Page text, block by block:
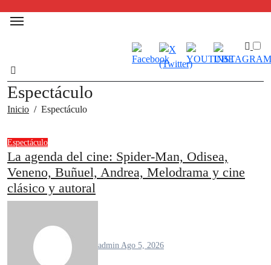
Espectáculo
Inicio Espectáculo
Espectáculo
La agenda del cine: Spider-Man, Odisea,
Veneno, Buñuel, Andrea, Melodrama y cine
clásico y autoral
admin Ago 5, 2026